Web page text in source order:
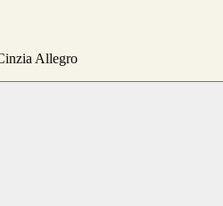
Allegro